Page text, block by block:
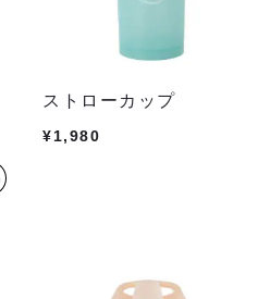
ストローカップ
¥1,980